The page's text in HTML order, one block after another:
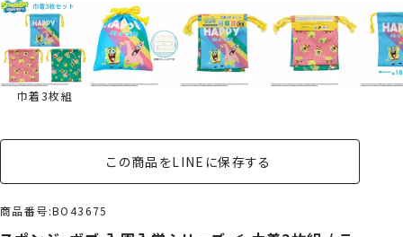
巾着3枚組
この商品をLINEに保存する
商品番号 BO43675